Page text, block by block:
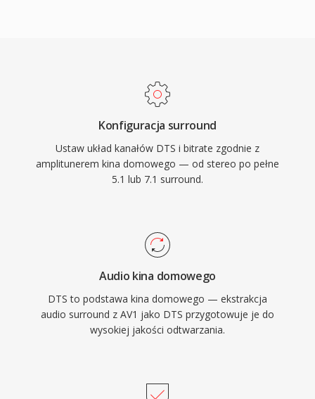
bit/192 kHz. Kluczowe atuty to szeroka obsluga
sprzetowa w amplitunerach AV, konsolach do
gier i systemach informacyjno-rozrywkowych w
samochodach, a takze solidna korekcja bledow
maskujaca drobne problemy z plyty lub
DTS oferuje sprawdzona sciezke od miksu
Konfiguracja surround
Ustaw układ kanałów DTS i bitrate zgodnie z
amplitunerem kina domowego — od stereo po pełne
5.1 lub 7.1 surround.
Audio kina domowego
DTS to podstawa kina domowego — ekstrakcja
audio surround z AV1 jako DTS przygotowuje je do
wysokiej jakości odtwarzania.